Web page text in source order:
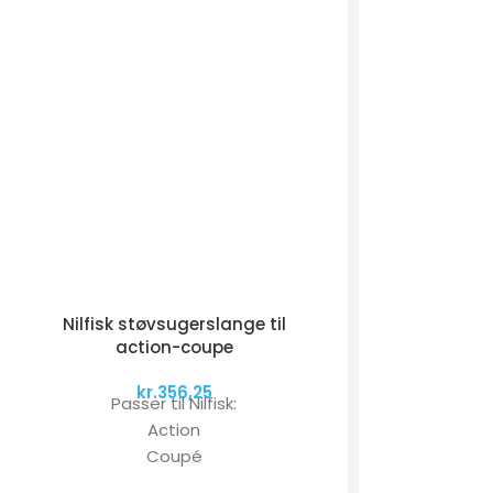
Nilfisk støvsugerslange til
action-coupe
kr.356,25
Passer til Nilfisk:
Action
Coupé